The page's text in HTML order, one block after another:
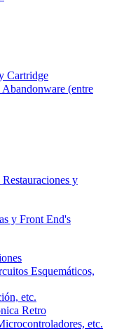
Cartridge
(entre
y
y Front End's
Esquemáticos,
etc.
Retro
etc.